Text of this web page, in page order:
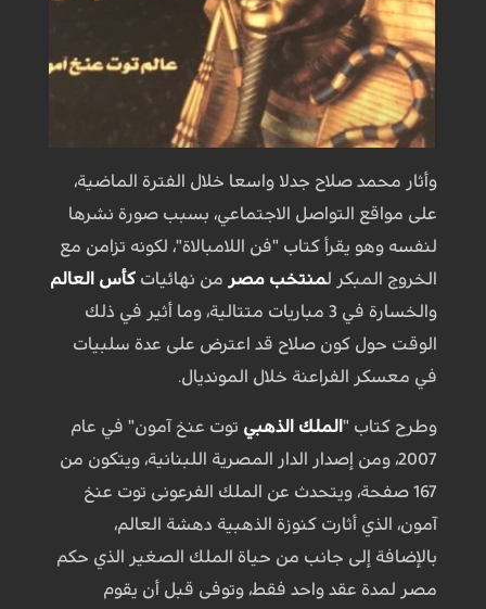
وأثار محمد صلاح جدلا واسعا خلال الفترة الماضية،
على مواقع التواصل الاجتماعي، بسبب صورة نشرها
لنفسه وهو يقرأ كتاب "فن اللامبالاة"، لكونه تزامن مع
الخروج المبكر لمنتخب مصر من نهائيات كأس العالم
والخسارة في 3 مباريات متتالية، وما أثير في ذلك
الوقت حول كون صلاح قد اعترض على عدة سلبيات
في معسكر الفراعنة خلال المونديال.
وطرح كتاب "الملك الذهبي توت عنخ آمون" في عام
2007، ومن إصدار الدار المصرية اللبنانية، ويتكون من
167 صفحة، ويتحدث عن الملك الفرعونى توت عنخ
آمون، الذي أثارت كنوزة الذهبية دهشة العالم،
بالإضافة إلى جانب من حياة الملك الصغير الذي حكم
مصر لمدة عقد واحد فقط، وتوفى قبل أن يقوم